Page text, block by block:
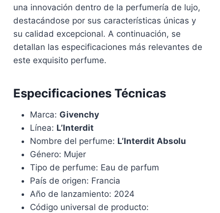
una innovación dentro de la perfumería de lujo,
destacándose por sus características únicas y
su calidad excepcional. A continuación, se
detallan las especificaciones más relevantes de
este exquisito perfume.
Especificaciones Técnicas
Marca: Givenchy
Línea: L’Interdit
Nombre del perfume: L’Interdit Absolu
Género: Mujer
Tipo de perfume: Eau de parfum
País de origen: Francia
Año de lanzamiento: 2024
Código universal de producto: